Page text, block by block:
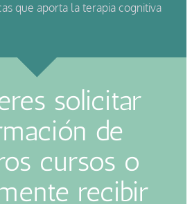
que aporta la terapia cognitiva
solicitar
de
cursos o
recibir